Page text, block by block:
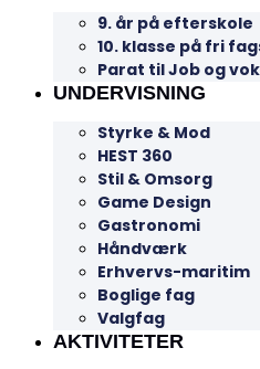
9. år på efterskole
10. klasse på fri
Parat til Job og
UNDERVISNING
Styrke & Mod
HEST 360
Stil & Omsorg
Game Design
Gastronomi
Håndværk
Erhvervs-maritim
Boglige fag
Valgfag
AKTIVITETER